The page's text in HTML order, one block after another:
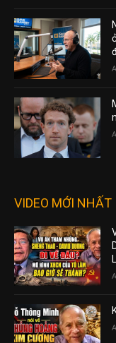
VIDEO MỚI NHẤT